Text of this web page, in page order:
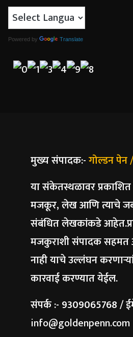
Powered by Translate
मुख्य संपादक:-गोल्डन पेन
या संकेतस्थळावर
मजकूर, लेख आणि त्याचे
संबंधित लेखकांकडे
मजकुराशी संपादक
नाही याचे उल्लंघन
कारवाई करण्यात येईल.
संपर्क :- 9309065768 /
info@goldenpenn.com